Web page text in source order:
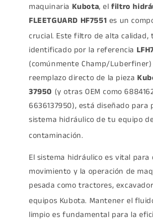
maquinaria Kubota, elfiltro
FLEETGUARD HF7551 es un
crucial. Este filtro de alta calidad,
identificado por la referencia
(comúnmente Champ/
reemplazo directo de la pieza
37950 (y otras OEM como
6636137950), está diseñado para
sistema hidráulico de tu equipo
contaminación.
El sistema hidráulico es vital para
movimiento y la operación de
pesada como tractores,
equipos Kubota. Mantener el
limpio es fundamental para la